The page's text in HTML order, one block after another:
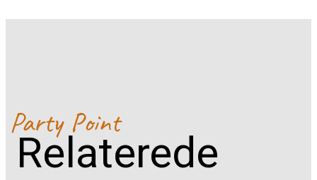
Relaterede